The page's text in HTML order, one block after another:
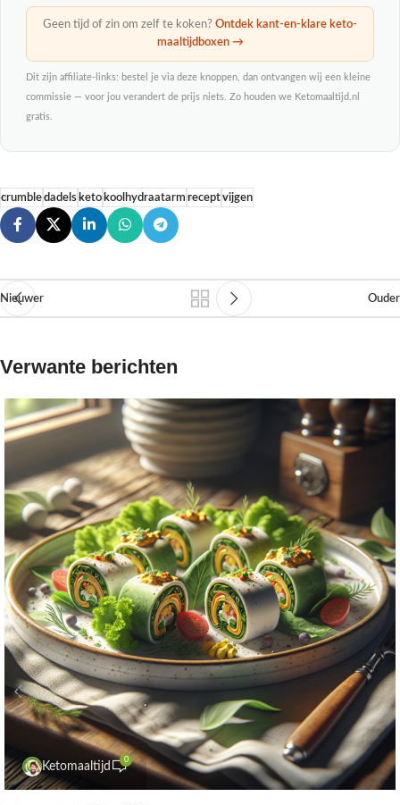
Geen tijd of zin om zelf te koken? Ontdek kant-en-klare keto-
maaltijdboxen →
Dit zijn affiliate-links: bestel je via deze knoppen, dan ontvangen wij een kleine
commissie — voor jou verandert de prijs niets. Zo houden we Ketomaaltijd.nl
gratis.
crumbledadels keto koolhydraatarm receptvijgen
Nieuwer Ouder
Verwante berichten
Ketomaaltijd
0